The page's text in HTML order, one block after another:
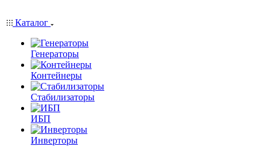
Каталог
Генераторы
Контейнеры
Стабилизаторы
ИБП
Инверторы